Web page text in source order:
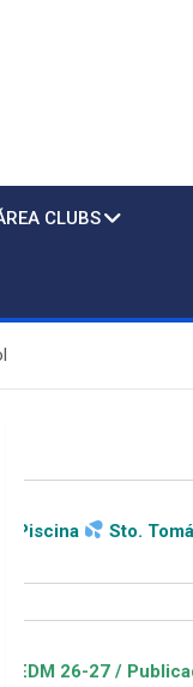
CLUBS
lu. a vi. (13-
Normas,